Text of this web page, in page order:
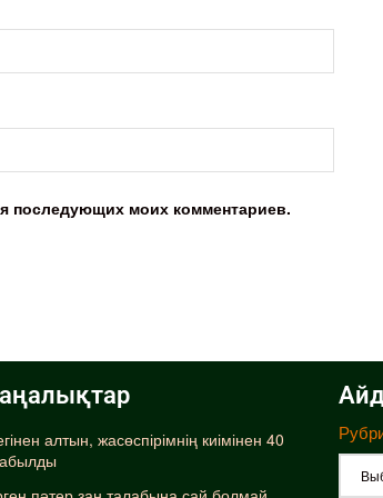
последующих моих комментариев.
алтын, жасөспірімнің киімінен 40